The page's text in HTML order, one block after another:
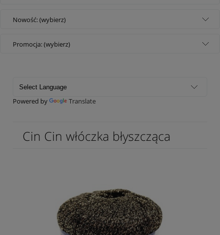
Nowość: (wybierz)
Promocja: (wybierz)
Powered by Translate
Cin Cin włóczka błyszcząca